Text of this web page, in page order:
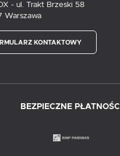
- ul. Trakt Brzeski 58
Warszawa
KONTAKTOWY
BEZPIECZNE PŁATNOŚCI